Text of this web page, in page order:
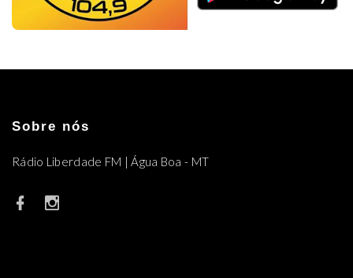
Sobre nós
Rádio Liberdade FM | Água Boa - MT